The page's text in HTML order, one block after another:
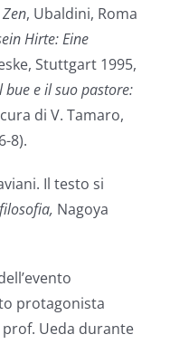
, Ubaldini, Roma
Hirte: Eine
Stuttgart 1995,
bue e il suo pastore:
di V. Tamaro,
8).
Il testo si
Nagoya
protagonista
Ueda durante